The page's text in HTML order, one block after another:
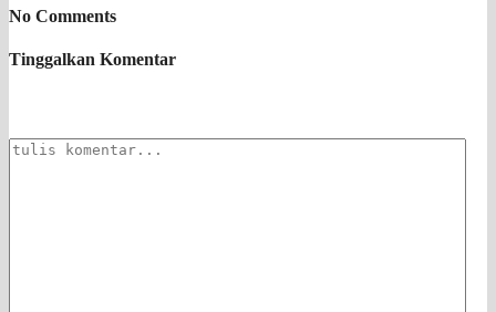
No Comments
Tinggalkan Komentar